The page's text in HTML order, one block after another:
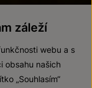
s.
záleží
webu a s
obsahu našich
„Souhlasím“